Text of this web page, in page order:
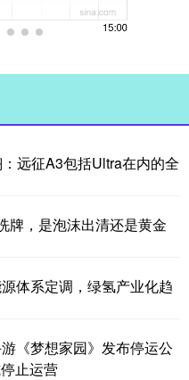
远征A3包括Ultra在内的全
牌，是泡沫出清还是黄金
体系定调，绿氢产业化趋
《梦想家园》发布停运公
止运营